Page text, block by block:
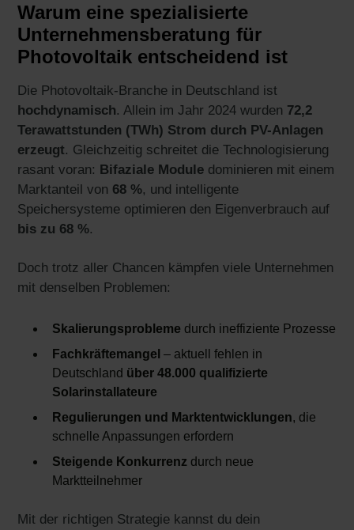
Warum eine spezialisierte
Unternehmensberatung für
Photovoltaik entscheidend ist
Die Photovoltaik-Branche in Deutschland ist
hochdynamisch. Allein im Jahr 2024 wurden 72,2
Terawattstunden (TWh) Strom durch PV-Anlagen
erzeugt. Gleichzeitig schreitet die Technologisierung
rasant voran: Bifaziale Module dominieren mit einem
Marktanteil von 68 %, und intelligente
Speichersysteme optimieren den Eigenverbrauch auf
bis zu 68 %.
Doch trotz aller Chancen kämpfen viele Unternehmen
mit denselben Problemen:
Skalierungsprobleme durch ineffiziente Prozesse
Fachkräftemangel – aktuell fehlen in
Deutschland über 48.000 qualifizierte
Solarinstallateure
Regulierungen und Marktentwicklungen, die
schnelle Anpassungen erfordern
Steigende Konkurrenz durch neue
Marktteilnehmer
Mit der richtigen Strategie kannst du dein